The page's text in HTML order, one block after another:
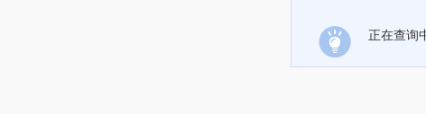
正在查询